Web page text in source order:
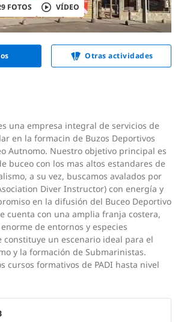
FOTOS VÍDEO
Otras actividades
una empresa integral de servicios de
en la formacin de Buzos Deportivos
Autnomo. Nuestro objetivo principal es
buceo con los mas altos estandares de
a su vez, buscamos avalados por
Diver Instructor) con energía y
en la difusión del Buceo Deportivo
cuenta con una amplia franja costera,
de entornos y especies
constituye un escenario ideal para el
y la formación de Submarinistas.
cursos formativos de PADI hasta nivel